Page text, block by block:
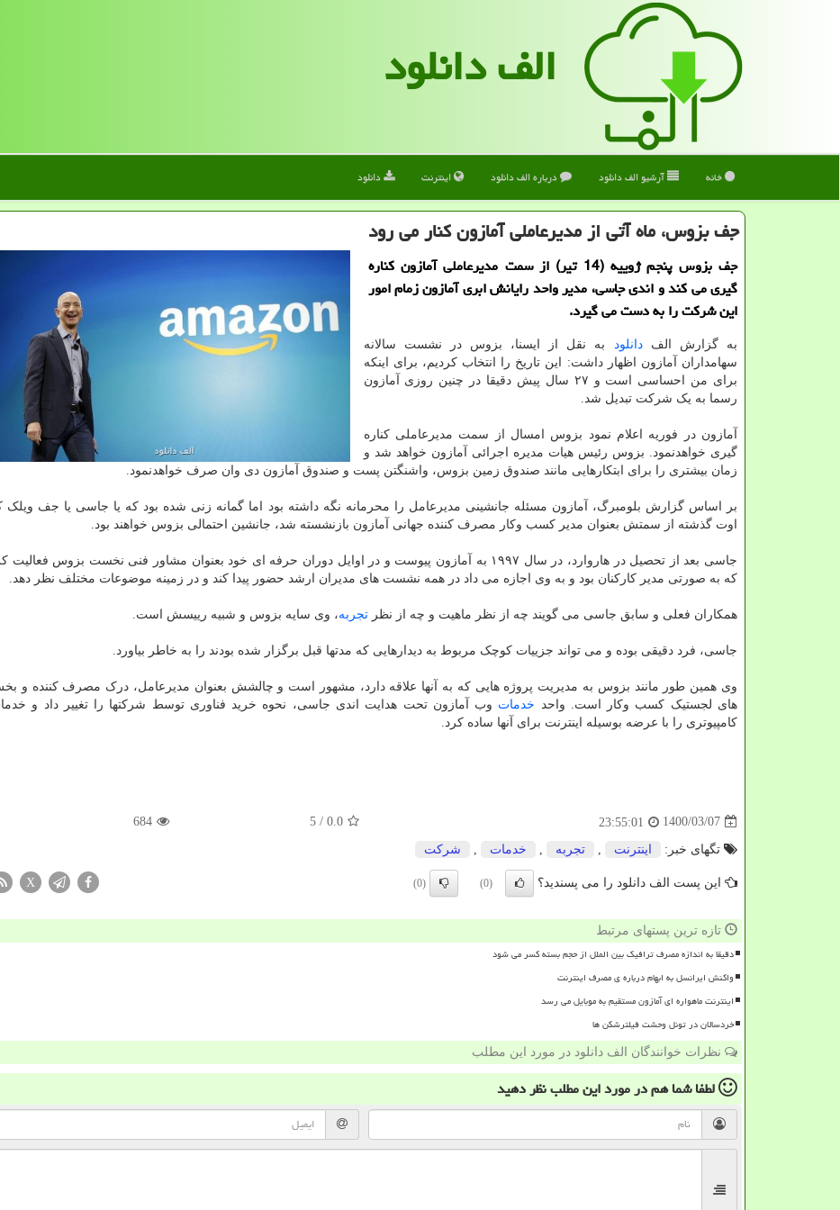
الف دانلود
خانه آرشیو الف دانلود درباره الف دانلود اینترنت دانلود
جف بزوس، ماه آتی از مدیرعاملی آمازون كنار می رود
جف بزوس پنجم ژوییه (14 تیر) از سمت مدیرعاملی آمازون کناره
گیری می کند و اندی جاسی، مدیر واحد رایانش ابری آمازون زمام امور
این شرکت را به دست می گیرد.
به گزارش الفدانلود به نقل از ایسنا، بزوس در نشست سالانه
سهامداران آمازون اظهار داشت: این تاریخ را انتخاب کردیم، برای اینکه
برای من احساسی است و ۲۷ سال پیش دقیقا در چنین روزی آمازون
رسما به یک شرکت تبدیل شد.
آمازون در فوریه اعلام نمود بزوس امسال از سمت مدیرعاملی کناره
گیری خواهدنمود. بزوس رئیس هیات مدیره اجرائی آمازون خواهد شد و
زمان بیشتری را برای ابتکارهایی مانند صندوق زمین بزوس، واشنگتن پست و صندوق آمازون دی وان صرف خواهدنمود.
بر اساس گزارش بلومبرگ، آمازون مسئله جانشینی مدیرعامل را محرمانه نگه داشته بود اما گمانه زنی شده بود که یا جاسی یا جف ویلک
اوت گذشته از سمتش بعنوان مدیر کسب وکار مصرف کننده جهانی آمازون بازنشسته شد، جانشین احتمالی بزوس خواهند بود.
جاسی بعد از تحصیل در هاروارد، در سال ۱۹۹۷ به آمازون پیوست و در اوایل دوران حرفه ای خود بعنوان مشاور فنی نخست بزوس فعالیت
که به صورتی مدیر کارکنان بود و به وی اجازه می داد در همه نشست های مدیران ارشد حضور پیدا کند و در زمینه موضوعات مختلف نظر دهد.
همکاران فعلی و سابق جاسی می گویند چه از نظر ماهیت و چه از نظر تجربه، وی سایه بزوس و شبیه رییسش است.
جاسی، فرد دقیقی بوده و می تواند جزییات کوچک مربوط به دیدارهایی که مدتها قبل برگزار شده بودند را به خاطر بیاورد.
وی همین طور مانند بزوس به مدیریت پروژه هایی که به آنها علاقه دارد، مشهور است و چالشش بعنوان مدیرعامل، درک مصرف کننده و
های لجستیک کسب وکار است. واحد خدمات وب آمازون تحت هدایت اندی جاسی، نحوه خرید فناوری توسط شرکتها را تغییر داد و
کامپیوتری را با عرضه بوسیله اینترنت برای آنها ساده کرد.
1400/03/07
23:55:01
0.0
/ 5
684
تگهای خبر: اینترنت تجربه خدمات شركت
این پست الف دانلود را می پسندید؟ (0)
(0)
X
تازه ترین پستهای مرتبط
دقیقا به اندازه مصرف ترافیک بین الملل از حجم بسته کسر می شود
واکنش ایرانسل به ابهام درباره ی مصرف اینترنت
اینترنت ماهواره ای آمازون مستقیم به موبایل می رسد
خردسالان در تونل وحشت فیلترشکن ها
نظرات خوانندگان الف دانلود در مورد این مطلب
لطفا شما همدر مورد این مطلبنظر دهید